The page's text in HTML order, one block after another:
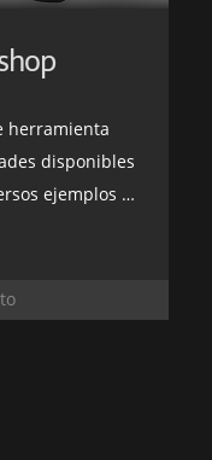
herramienta
disponibles
prácticos